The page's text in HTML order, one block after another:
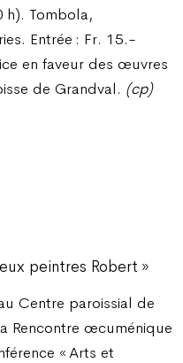
h). Tombola,
Entrée : Fr. 15.-
en faveur des œuvres
de Grandval. (cp)
peintres Robert »
Centre paroissial de
Rencontre œcuménique
« Arts et